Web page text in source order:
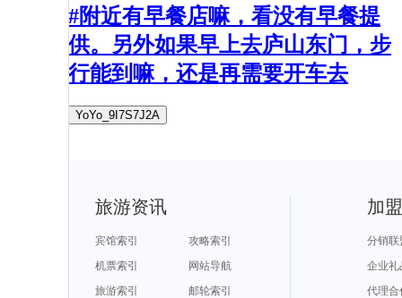
#附近有早餐店嘛，看没有早餐提
供。另外如果早上去庐山东门，步
行能到嘛，还是再需要开车去
YoYo_9I7S7J2A
旅游资讯
宾馆索引
攻略索引
机票索引
网站导航
旅游索引
邮轮索引
加
分销联
企业礼
代理合